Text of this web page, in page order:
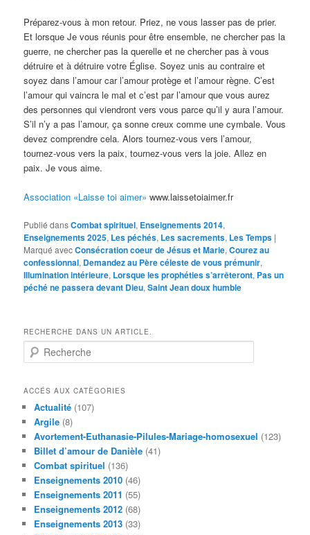
Préparez-vous à mon retour. Priez, ne vous lasser pas de prier.
Et lorsque Je vous réunis pour être ensemble, ne chercher pas la
guerre, ne chercher pas la querelle et ne chercher pas à vous
détruire et à détruire votre Église. Soyez unis au contraire et
soyez dans l’amour car l’amour protège et l’amour règne. C’est
l’amour qui vaincra le mal et c’est par l’amour que vous aurez
des personnes qui viendront vers vous parce qu’il y aura l’amour.
S’il n’y a pas l’amour, ça sonne creux comme une cymbale. Vous
devez comprendre cela. Alors tournez-vous vers l’amour,
tournez-vous vers la paix, tournez-vous vers la joie. Allez en
paix. Je vous aime.
Association «Laisse toi aimer» www.laissetoiaimer.fr
Publié dansCombat spirituel, Enseignements 2014,
Enseignements 2025, Les péchés, Les sacrements, Les Temps |
Marqué avecConsécration coeur de Jésus et Marie,Courez au
confessionnal, Demandez au Père céleste de vous prémunir,
Illumination intérieure, Lorsque les prophéties s’arrêteront, Pas un
péché ne passera devant Dieu,Saint Jean doux humble
RECHERCHE DANS UN ARTICLE.
e
h
c
h
e
ACCÉS AUX CATÈGORIES
Actualité (107)
Argile (8)
Avortement-Euthanasie-Pilules-Mariage-homosexuel (123)
Billet d’amour de Danièle (41)
Combat spirituel (136)
Enseignements 2010 (46)
Enseignements 2011 (55)
Enseignements 2012 (68)
Enseignements 2013 (33)